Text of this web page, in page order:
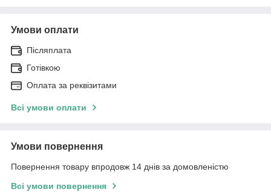
Умови оплати
Післяплата
Готівкою
Оплата за реквізитами
Всі умови оплати
Умови повернення
Повернення товару впродовж 14 днів за домовленістю
Всі умови повернення